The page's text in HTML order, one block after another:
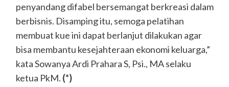
penyandang difabel bersemangat berkreasi dalam
berbisnis. Disamping itu, semoga pelatihan
membuat kue ini dapat berlanjut dilakukan agar
bisa membantu kesejahteraan ekonomi keluarga,”
kata Sowanya Ardi Prahara S, Psi., MA selaku
ketua PkM. (*)